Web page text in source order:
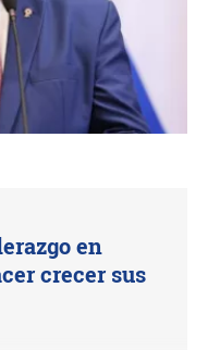
en
crecer sus